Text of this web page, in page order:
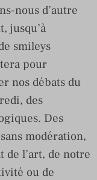
nous d’autre
jusqu’à
smileys
pour
nos débats du
des
Des
modération,
l’art, de notre
ou de